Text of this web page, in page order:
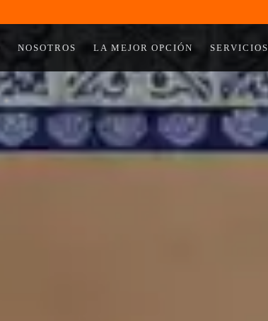
NOSOTROS LA MEJOR OPCIÓN SERVICIOS